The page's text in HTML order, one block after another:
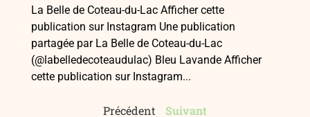
La Belle de Coteau-du-Lac Afficher cette
publication sur Instagram Une publication
partagée par La Belle de Coteau-du-Lac
(@labelledecoteaudulac) Bleu Lavande Afficher
cette publication sur Instagram...
Précédent Suivant